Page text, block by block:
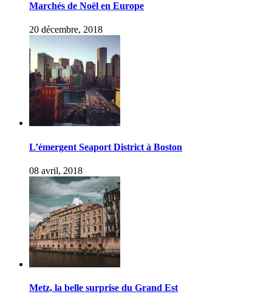
Marchés de Noël en Europe
20 décembre, 2018
L’émergent Seaport District à Boston
08 avril, 2018
Metz, la belle surprise du Grand Est